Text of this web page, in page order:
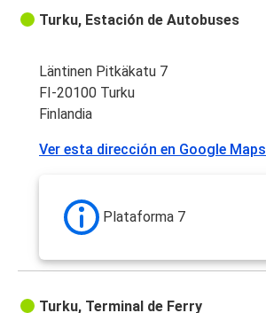
Turku, Estación de Autobuses
Läntinen Pitkäkatu 7
FI-20100 Turku
Finlandia
Ver esta dirección en Google Maps
Plataforma 7
Turku, Terminal de Ferry